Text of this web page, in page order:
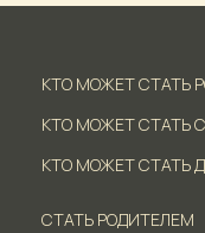
КТО МОЖЕТ СТАТЬ
КТО МОЖЕТ СТАТЬ
КТО МОЖЕТ СТАТЬ
СТАТЬ РОДИТЕЛЕМ